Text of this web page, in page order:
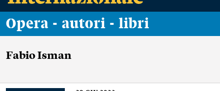
Opera - autori - libri
Fabio Isman